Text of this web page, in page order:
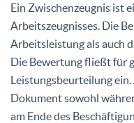
Ein Zwischenzeugnis ist
Arbeitszeugnisses. Die
Arbeitsleistung als auch
Die Bewertung fließt für
Leistungsbeurteilung
Dokument sowohl
am Ende des